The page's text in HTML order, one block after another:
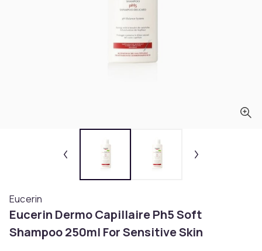
Eucerin
Eucerin Dermo Capillaire Ph5 Soft
Shampoo 250ml For Sensitive Skin